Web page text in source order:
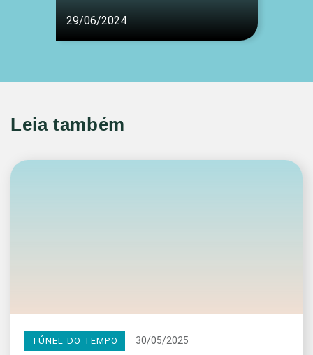
29/06/2024
Leia também
TÚNEL DO TEMPO 30/05/2025